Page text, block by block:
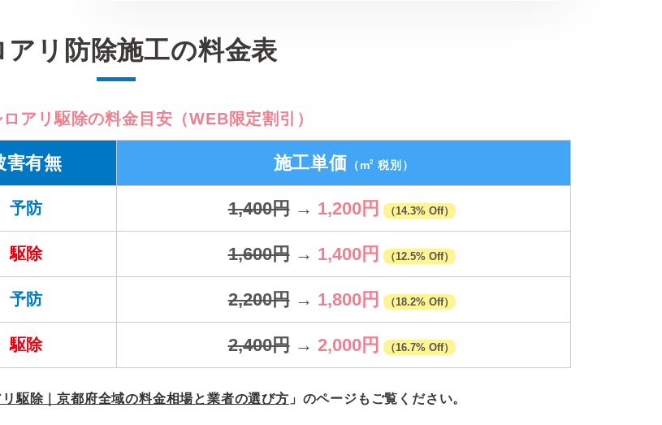
アリ防除施工の料金表
アリ駆除の料金目安（WEB限定割引）
害有無 施工単価 （m2 税別）
予防 1,400円→ 1,200円 （14.3% Off）
駆除 1,600円→ 1,400円 （12.5% Off）
予防 2,200円→ 1,800円 （18.2% Off）
駆除 2,400円→ 2,000円 （16.7% Off）
駆除｜京都府全域の料金相場と業者の選び方 」のページもご覧ください。